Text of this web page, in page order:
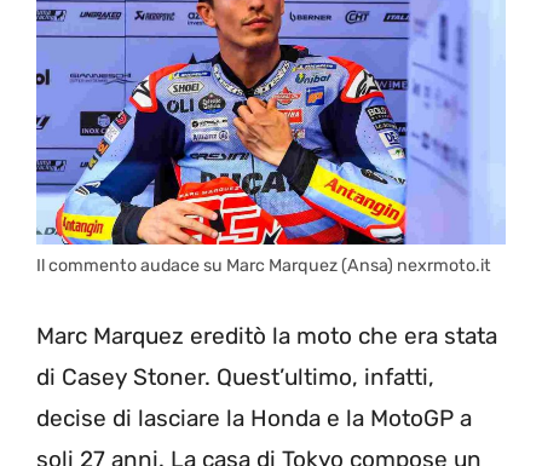
Il commento audace su Marc Marquez (Ansa) nexrmoto.it
Marc Marquez ereditò la moto che era stata
di Casey Stoner. Quest’ultimo, infatti,
decise di lasciare la Honda e la MotoGP a
soli 27 anni. La casa di Tokyo compose un